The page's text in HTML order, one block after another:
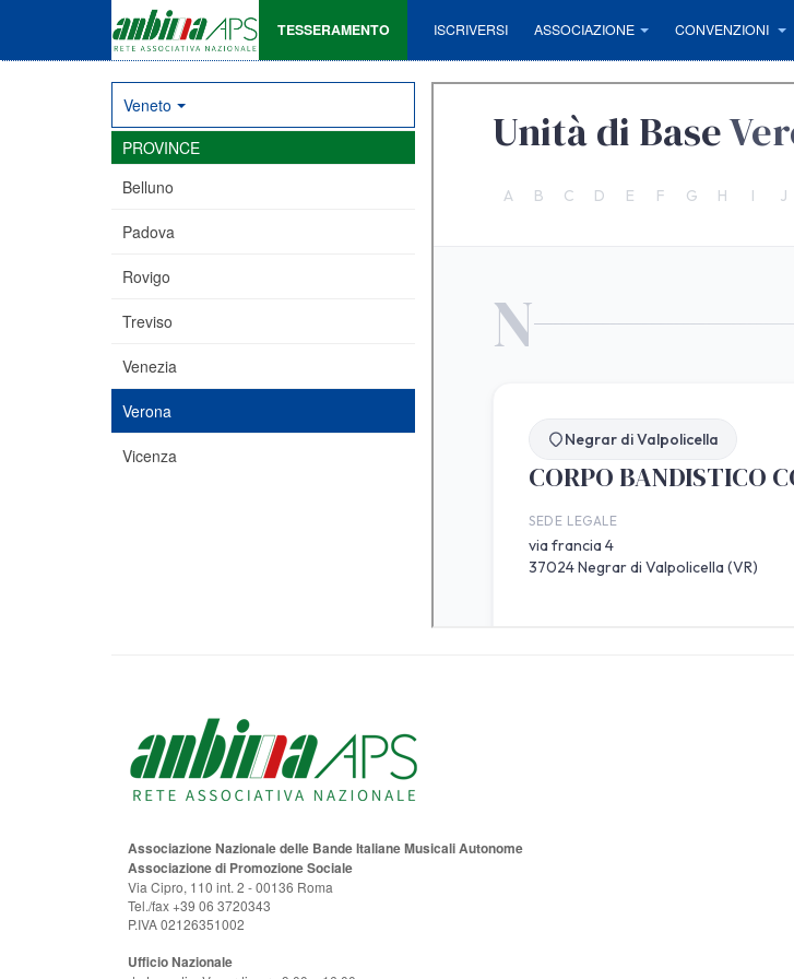
TESSERAMENTO ISCRIVERSI ASSOCIAZIONE CONVENZIONI
Veneto
PROVINCE
Belluno
Padova
Rovigo
Treviso
Venezia
Verona
Vicenza
Associazione Nazionale delle Bande Italiane Musicali Autonome
Associazione di Promozione Sociale
Via Cipro, 110 int. 2 - 00136 Roma
Tel./fax +39 06 3720343
P.IVA 02126351002
Ufficio Nazionale